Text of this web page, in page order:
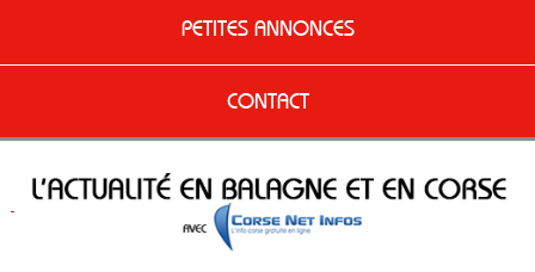
PETITES ANNONCES
CONTACT